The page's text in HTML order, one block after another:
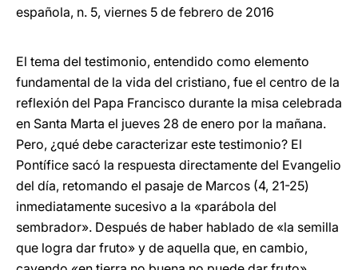
española, n. 5, viernes 5 de febrero de 2016
El tema del testimonio, entendido como elemento
fundamental de la vida del cristiano, fue el centro de la
reflexión del Papa Francisco durante la misa celebrada
en Santa Marta el jueves 28 de enero por la mañana.
Pero, ¿qué debe caracterizar este testimonio? El
Pontífice sacó la respuesta directamente del Evangelio
del día, retomando el pasaje de Marcos (4, 21-25)
inmediatamente sucesivo a la «parábola del
sembrador». Después de haber hablado de «la semilla
que logra dar fruto» y de aquella que, en cambio,